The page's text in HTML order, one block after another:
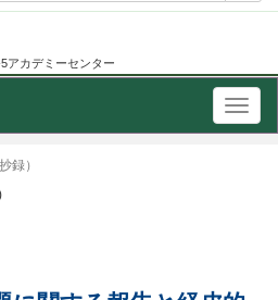
アカデミーセンター
録）